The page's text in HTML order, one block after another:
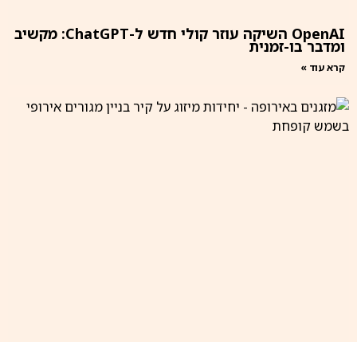
OpenAI השיקה עוזר קולי חדש ל-ChatGPT: מקשיב
ומדבר בו-זמנית
קרא עוד »